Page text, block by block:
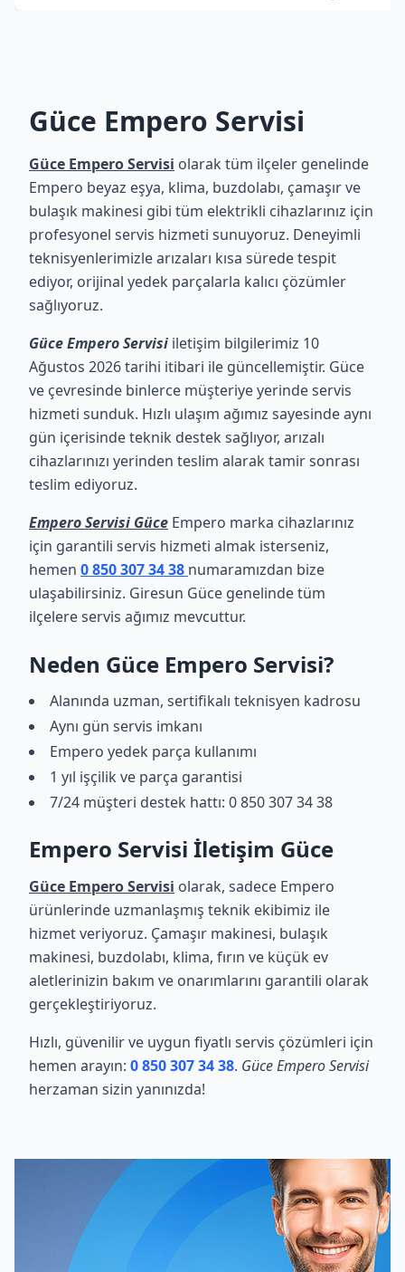
Güce Empero Servisi
Güce Empero Servisi olarak tüm ilçeler genelinde
Empero beyaz eşya, klima, buzdolabı, çamaşır ve
bulaşık makinesi gibi tüm elektrikli cihazlarınız için
profesyonel servis hizmeti sunuyoruz. Deneyimli
teknisyenlerimizle arızaları kısa sürede tespit
ediyor, orijinal yedek parçalarla kalıcı çözümler
sağlıyoruz.
Güce Empero Servisi iletişim bilgilerimiz 10
Ağustos 2026 tarihi itibari ile güncellemiştir. Güce
ve çevresinde binlerce müşteriye yerinde servis
hizmeti sunduk. Hızlı ulaşım ağımız sayesinde aynı
gün içerisinde teknik destek sağlıyor, arızalı
cihazlarınızı yerinden teslim alarak tamir sonrası
teslim ediyoruz.
Empero Servisi Güce Empero marka cihazlarınız
için garantili servis hizmeti almak isterseniz,
hemen 0 850 307 34 38 numaramızdan bize
ulaşabilirsiniz. Giresun Güce genelinde tüm
ilçelere servis ağımız mevcuttur.
Neden Güce Empero Servisi?
Alanında uzman, sertifikalı teknisyen kadrosu
Aynı gün servis imkanı
Empero yedek parça kullanımı
1 yıl işçilik ve parça garantisi
7/24 müşteri destek hattı: 0 850 307 34 38
Empero Servisi İletişim Güce
Güce Empero Servisi olarak, sadece Empero
ürünlerinde uzmanlaşmış teknik ekibimiz ile
hizmet veriyoruz. Çamaşır makinesi, bulaşık
makinesi, buzdolabı, klima, fırın ve küçük ev
aletlerinizin bakım ve onarımlarını garantili olarak
gerçekleştiriyoruz.
Hızlı, güvenilir ve uygun fiyatlı servis çözümleri için
hemen arayın: 0 850 307 34 38. Güce Empero Servisi
herzaman sizin yanınızda!